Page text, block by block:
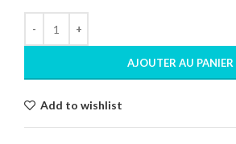
AJOUTER AU PANIER
Add to wishlist